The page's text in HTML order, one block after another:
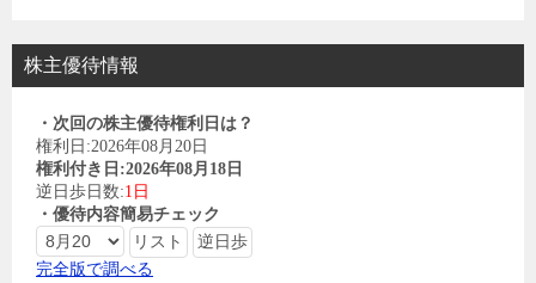
株主優待情報
・次回の株主優待権利日は？
権利日:2026年08月20日
権利付き日:2026年08月18日
逆日歩日数:1日
・優待内容簡易チェック
完全版で調べる